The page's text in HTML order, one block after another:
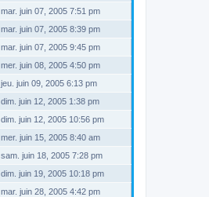
mar. juin 07, 2005 7:51 pm
mar. juin 07, 2005 8:39 pm
mar. juin 07, 2005 9:45 pm
mer. juin 08, 2005 4:50 pm
jeu. juin 09, 2005 6:13 pm
dim. juin 12, 2005 1:38 pm
dim. juin 12, 2005 10:56 pm
mer. juin 15, 2005 8:40 am
sam. juin 18, 2005 7:28 pm
dim. juin 19, 2005 10:18 pm
mar. juin 28, 2005 4:42 pm